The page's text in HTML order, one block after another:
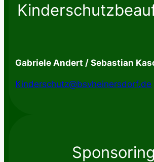
Gabriele Andert / Sebastian
Kinderschutz@bsvheinersdorf.de
Sponsoring